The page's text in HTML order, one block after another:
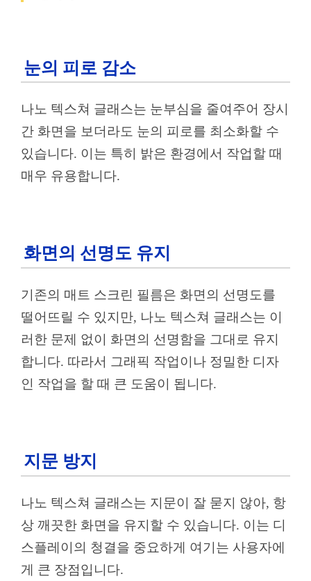
눈의 피로 감소
나노 텍스쳐 글래스는 눈부심을 줄여주어 장시
간 화면을 보더라도 눈의 피로를 최소화할 수
있습니다. 이는 특히 밝은 환경에서 작업할 때
매우 유용합니다.
화면의 선명도 유지
기존의 매트 스크린 필름은 화면의 선명도를
떨어뜨릴 수 있지만, 나노 텍스쳐 글래스는 이
러한 문제 없이 화면의 선명함을 그대로 유지
합니다. 따라서 그래픽 작업이나 정밀한 디자
인 작업을 할 때 큰 도움이 됩니다.
지문 방지
나노 텍스쳐 글래스는 지문이 잘 묻지 않아, 항
상 깨끗한 화면을 유지할 수 있습니다. 이는 디
스플레이의 청결을 중요하게 여기는 사용자에
게 큰 장점입니다.